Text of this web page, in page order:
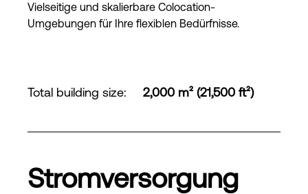
Vielseitige und skalierbare Colocation-
Umgebungen für Ihre flexiblen Bedürfnisse.
Total building size: 2,000 m² (21,500 ft²)
Stromversorgung